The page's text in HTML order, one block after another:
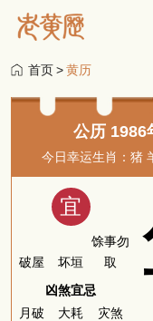
首页>黄历
公历 1986
今日幸运生肖：猪
宜
破屋 坏垣
馀事勿
取
凶煞宜忌
月破
大耗
灾煞